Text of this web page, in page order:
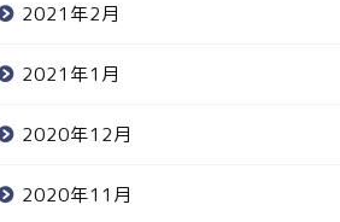
2021年2月
2021年1月
2020年12月
2020年11月